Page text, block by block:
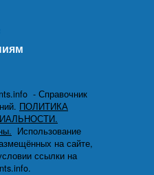
- Справочник
ПОЛИТИКА
Использование
на сайте,
ссылки на